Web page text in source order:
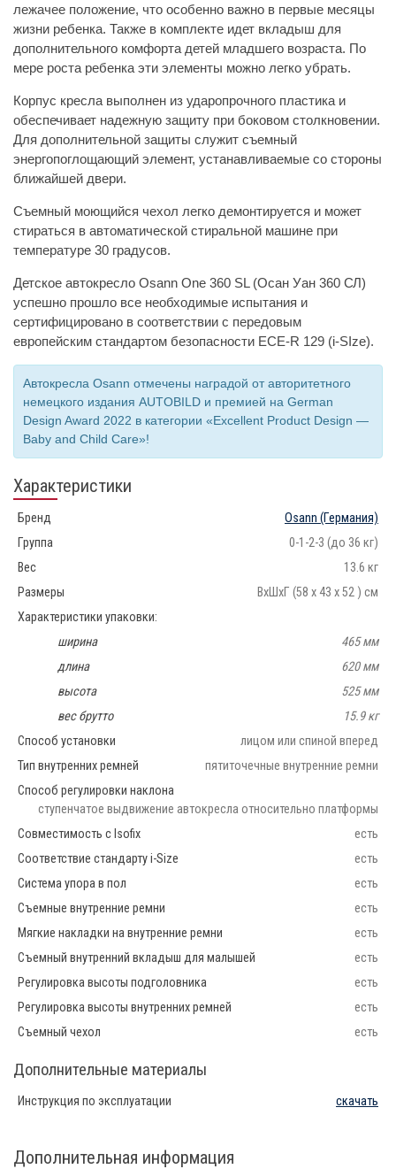
лежачее положение, что особенно важно в первые месяцы
жизни ребенка. Также в комплекте идет вкладыш для
дополнительного комфорта детей младшего возраста. По
мере роста ребенка эти элементы можно легко убрать.
Корпус кресла выполнен из ударопрочного пластика и
обеспечивает надежную защиту при боковом столкновении.
Для дополнительной защиты служит съемный
энергопоглощающий элемент, устанавливаемые со стороны
ближайшей двери.
Съемный моющийся чехол легко демонтируется и может
стираться в автоматической стиральной машине при
температуре 30 градусов.
Детское автокресло Osann One 360 SL (Осан Уан 360 СЛ)
успешно прошло все необходимые испытания и
сертифицировано в соответствии с передовым
европейским стандартом безопасности ECE-R 129 (i-SIze).
Автокресла Osann отмечены наградой от авторитетного
немецкого издания AUTOBILD и премией на German
Design Award 2022 в категории «Excellent Product Design —
Baby and Child Care»!
Характеристики
Бренд Osann (Германия)
Группа
0-1-2-3 (до 36 кг)
Вес
13.6 кг
Размеры
ВхШхГ (58 х 43 х 52 ) см
Характеристики упаковки:
ширина
465 мм
длина
620 мм
высота
525 мм
вес брутто
15.9 кг
Способ установки
лицом или спиной вперед
Тип внутренних ремней
пятиточечные внутренние ремни
Способ регулировки наклона
ступенчатое выдвижение автокресла относительно платформы
Совместимость с Isofix
есть
Соответствие стандарту i-Size
есть
Система упора в пол
есть
Съемные внутренние ремни
есть
Мягкие накладки на внутренние ремни
есть
Съемный внутренний вкладыш для малышей
есть
Регулировка высоты подголовника
есть
Регулировка высоты внутренних ремней
есть
Съемный чехол
есть
Дополнительные материалы
Инструкция по эксплуатации скачать
Дополнительная информация